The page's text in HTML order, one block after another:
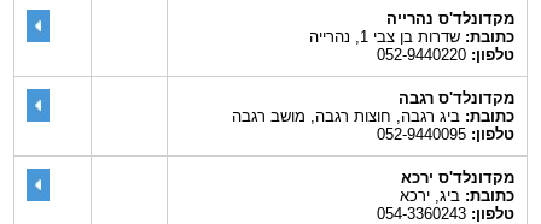
מקדונלד'ס נהרייה
כתובת:שדרות בן צבי 1, נהרייה
טלפון:052-9440220
מקדונלד'ס רגבה
כתובת:ביג רגבה, חוצות רגבה, מושב רגבה
טלפון:052-9440095
מקדונלד'ס ירכא
כתובת:ביג, ירכא
טלפון:054-3360243